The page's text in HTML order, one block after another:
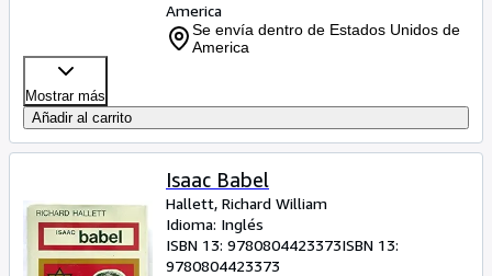
America
Se envía dentro de Estados Unidos de
America
Mostrar más
Añadir al carrito
Isaac Babel
Hallett, Richard William
Idioma: Inglés
ISBN 13: 9780804423373ISBN 13:
9780804423373